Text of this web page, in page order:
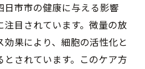
ホルミシスリンパケアの
ルミシスリンパケアによ
市市の健康に与える影響
目されています。微量の放
果により、細胞の活性化と
されています。このケア方